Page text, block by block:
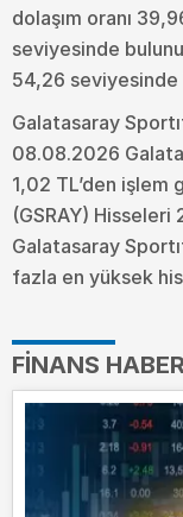
dolaşım oranı
seviyesinde
54,26 seviyesinde
Galatasaray
08.08.2026
1,02 TL’den
(GSRAY) Hisseleri
Galatasaray
fazla en yüksek
FINANS